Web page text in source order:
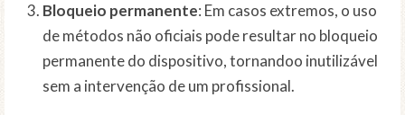
Bloqueio permanente: Em casos extremos, o uso
de métodos não oficiais pode resultar no bloqueio
permanente do dispositivo, tornandoo inutilizável
sem a intervenção de um profissional.